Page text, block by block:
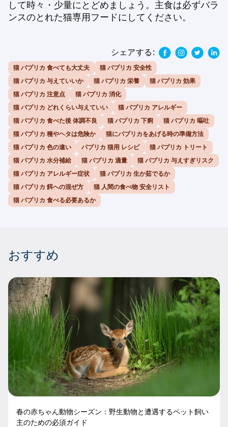
して時々・少量にとどめましょう。主食は必ずバラ
ンスのとれた猫専用フードにしてください。
シェアする:
猫 パプリカ 食べても大丈夫
猫 パプリカ 安全性
猫 パプリカ 与えていいか
猫 パプリカ 栄養
猫 パプリカ 効果
猫 パプリカ 注意点
猫 パプリカ 消化
猫 パプリカ どれくらい与えていい
猫 パプリカ アレルギー
猫 パプリカ 食べた後 体調不良
猫 パプリカ 下痢
猫 パプリカ 嘔吐
猫 パプリカ 種やヘタは危険か
猫にパプリカをあげる時の準備方法
猫 パプリカ 色の違い
パプリカ 猫用 レシピ
猫 パプリカ トリート
猫 パプリカ 水分補給
猫 パプリカ 適量
猫 パプリカ 与えすぎリスク
猫 パプリカ アレルギー症状
猫 パプリカ 生か茹でるか
猫 パプリカ 餌への混ぜ方
猫 人間の食べ物 安全リスト
猫 パプリカ 食べる必要あるか
おすすめ
春の赤ちゃん動物シーズン：野生動物と遭遇するペット飼い
主のための必須ガイド